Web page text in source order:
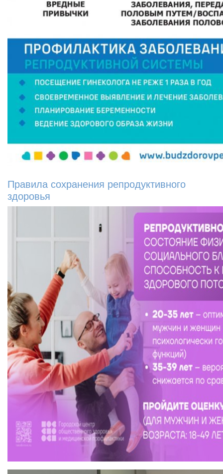
Правила сохранения репродуктивного
здоровья